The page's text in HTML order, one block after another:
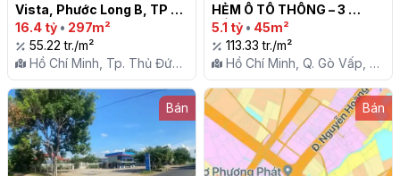
Vista, Phước Long B, TP
Thủ Đức, DT 154m², 1 trệt 2
lầu, giá 16,4 tỷ TL
16.4 tỷ • 297m²
55.22 tr./m²
Hồ Chí Minh, Tp. Thủ Đức,
P. Phước Long B
HẺM Ô TÔ THÔNG – 3
TẦNG – GIÁP TÂN BÌNH –
CHỈ 5.1 TỶ
5.1 tỷ • 45m²
113.33 tr./m²
Hồ Chí Minh, Q. Gò Vấp, P.
12
Bán
Bán